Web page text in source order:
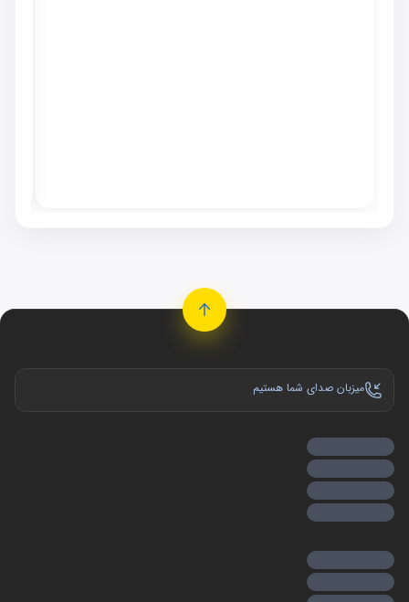
میزبان صدای شما هستیم